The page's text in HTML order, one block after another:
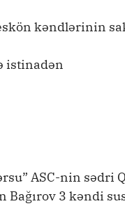
kəndlərinin
istinadən
ASC-nin sədri
Bağırov 3 kəndi